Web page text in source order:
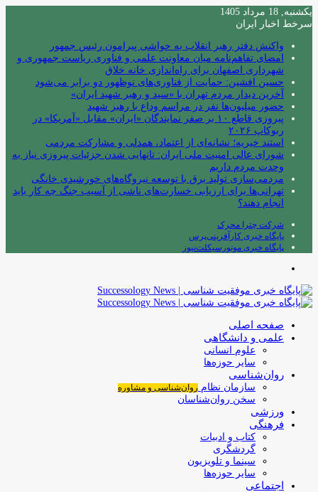
یکشنبه, 18 مرداد 1405
سرخط اخبار ایران
واکنش دفتر رهبر انقلاب به حواشی پیرامون رئیس جمهور
امضای تفاهم‌نامه میان معاونت علمی و فناوری ریاست جمهوری و
شهرداری اصفهان برای راه‌اندازی خانه خلاق
حسین افشین: حمایت از فناوری‌های نوظهور دو برابر می‌شود
آخرین دیدار مردم تهران با «سید و رهبر شهید ایران»
حضور میلیون‌ها نفر در مراسم وداع با رهبر شهید
پیروزی قاطع ۱۰ بر صفر نمایندگان «ایران» مقابل «آمریکا» در
ربوکاپ ۲۰۲۶
استند خیریه؛ نشانه‌ای از اعتماد، همدلی و مشارکت مردمی
شورای عالی امنیت ملی ایران: تانهایی شدن جزئیات پیروزی نیاز به
وحدت مردم داریم
مردمی‌سازی تولید برق با توسعه نیروگاه‌های خورشیدی خانگی
تهرانی‌ها برای ارزیابی خسارت‌های ناشی از آسیب جنگ چه کار باید
انجام دهند؟
شرکت چترا محرک
پایگاه خبری کارآفرینی‌پرس
پایگاه خبری موتورسیکلت‌نیوز
صفحه اصلی
علمی و دانشگاهی
علوم انسانی
سایر حوزه‌ها
روان‌شناسی
سازمان نظام روان‌شناسی و مشاوره
سخن روان‌شناسان
ورزشی
فرهنگی
کتاب و ادبیات
گردشگری
سینما و تلویزیون
سایر حوزه‌ها
اجتماعی